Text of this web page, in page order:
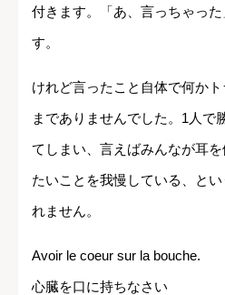
付きます。「あ、言っちゃっ
す。
けれど言ったこと自体で何か
までありませんでした。1人で
てしまい、言えばみんなが耳
たいことを我慢している、と
れません。
Avoir le coeur sur la bouche.
心臓を口に持ちなさい